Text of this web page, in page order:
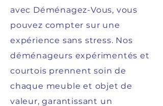
avec Déménagez-Vous, vous
pouvez compter sur une
expérience sans stress. Nos
déménageurs expérimentés et
courtois prennent soin de
chaque meuble et objet de
valeur, garantissant un